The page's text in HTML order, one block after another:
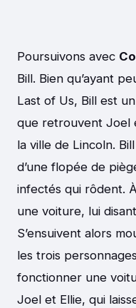
Poursuivons avec
Bill. Bien qu’ayant
Last of Us, Bill est
que retrouvent Joel
la ville de Lincoln.
d’une flopée de
infectés qui rôdent.
une voiture, lui
S’ensuivent alors
les trois
fonctionner une
Joel et Ellie, qui